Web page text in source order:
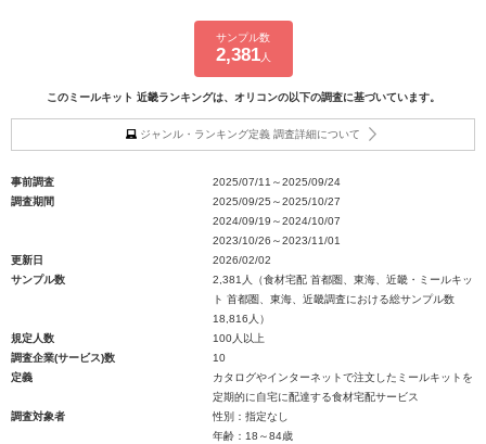
サンプル数
2,381人
このミールキット 近畿ランキングは、オリコンの以下の調査に基づいています。
ジャンル・ランキング定義 調査詳細について
事前調査
2025/07/11～2025/09/24
調査期間
2025/09/25～2025/10/27
2024/09/19～2024/10/07
2023/10/26～2023/11/01
更新日
2026/02/02
サンプル数
2,381人（食材宅配 首都圏、東海、近畿・ミールキッ
ト 首都圏、東海、近畿調査における総サンプル数
18,816人）
規定人数
100人以上
調査企業(サービス)数
10
定義
カタログやインターネットで注文したミールキットを
定期的に自宅に配達する食材宅配サービス
調査対象者
性別：指定なし
年齢：18～84歳